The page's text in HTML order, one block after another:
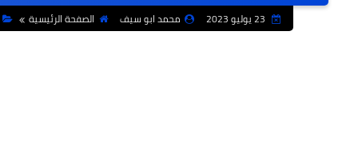
محمد ابو سيف الصفحة الرئيسية